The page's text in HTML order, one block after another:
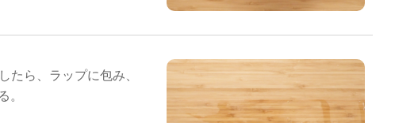
たら、ラップに包み、
。